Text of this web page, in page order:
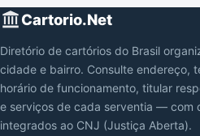
Cartorio.Net
Diretório de cartórios do Brasil
cidade e bairro. Consulte endereço,
horário de funcionamento, titular
e serviços de cada serventia — com
integrados ao CNJ (Justiça Aberta).